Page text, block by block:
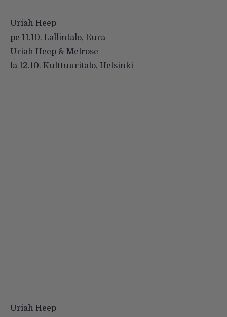
Uriah Heep
pe 11.10. Lallintalo, Eura
Uriah Heep & Melrose
la 12.10. Kulttuuritalo, Helsinki
Uriah Heep